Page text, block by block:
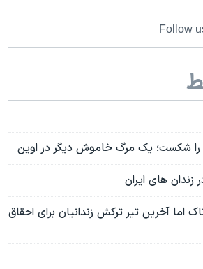
Follow
را شکست؛ یک مرگ خاموش دیگر در اوین
زندان های ایران
اما آخرین تیر ترکش زندانیان برای احقاق